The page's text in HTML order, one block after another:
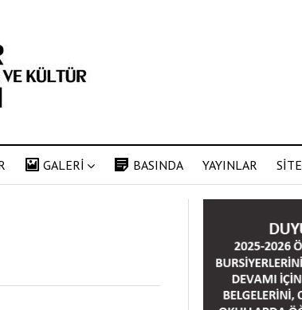
GALERİ BASINDA YAYINLAR